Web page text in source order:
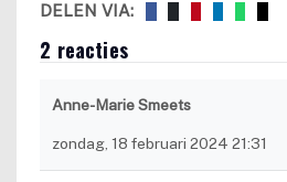
DELEN VIA:
2 reacties
Anne-Marie Smeets
zondag, 18 februari 2024 21:31